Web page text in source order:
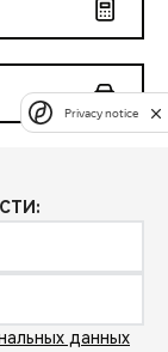
данных
Privacy notice